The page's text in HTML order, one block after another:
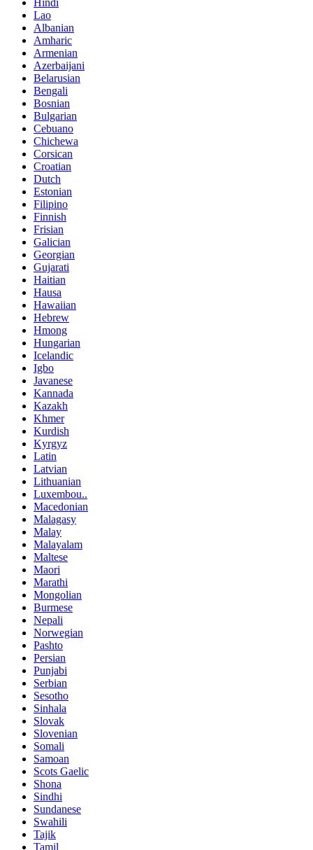
Lao
Albanian
Amharic
Armenian
Azerbaijani
Belarusian
Bengali
Bosnian
Bulgarian
Cebuano
Chichewa
Corsican
Croatian
Dutch
Estonian
Filipino
Finnish
Frisian
Galician
Georgian
Gujarati
Haitian
Hausa
Hawaiian
Hebrew
Hmong
Hungarian
Icelandic
Igbo
Javanese
Kannada
Kazakh
Khmer
Kurdish
Kyrgyz
Latin
Latvian
Lithuanian
Luxembou..
Macedonian
Malagasy
Malay
Malayalam
Maltese
Maori
Marathi
Mongolian
Burmese
Nepali
Norwegian
Pashto
Persian
Punjabi
Serbian
Sesotho
Sinhala
Slovak
Slovenian
Somali
Samoan
Scots Gaelic
Shona
Sindhi
Sundanese
Swahili
Tajik
Tamil